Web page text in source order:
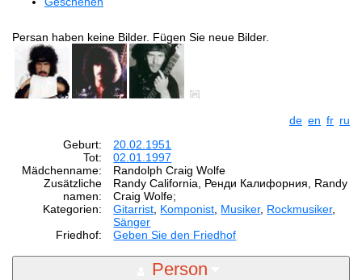
Persan haben keine Bilder. Fügen Sie neue Bilder.
de en fr ru
Geburt:
20.02.1951
Tot:
02.01.1997
Mädchenname:
Randolph Craig Wolfe
Zusätzliche
namen:
Randy California, Ренди Калифорния, Randy
Craig Wolfe;
Kategorien:
Gitarrist Komponist Musiker, Rockmusiker,
Sänger
Friedhof:
Geben Sie den Friedhof
Person